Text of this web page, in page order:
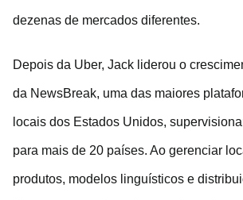
dezenas de mercados diferentes.
Depois da Uber, Jack liderou o
da NewsBreak, uma das maiores
locais dos Estados Unidos,
para mais de 20 países. Ao gerenciar
produtos, modelos linguísticos e